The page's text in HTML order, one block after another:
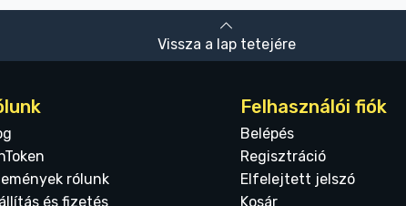
Vissza a lap tetejére
rólunk
és fizetés
Felhasználói fiók
Belépés
Regisztráció
Elfelejtett jelszó
Kosár